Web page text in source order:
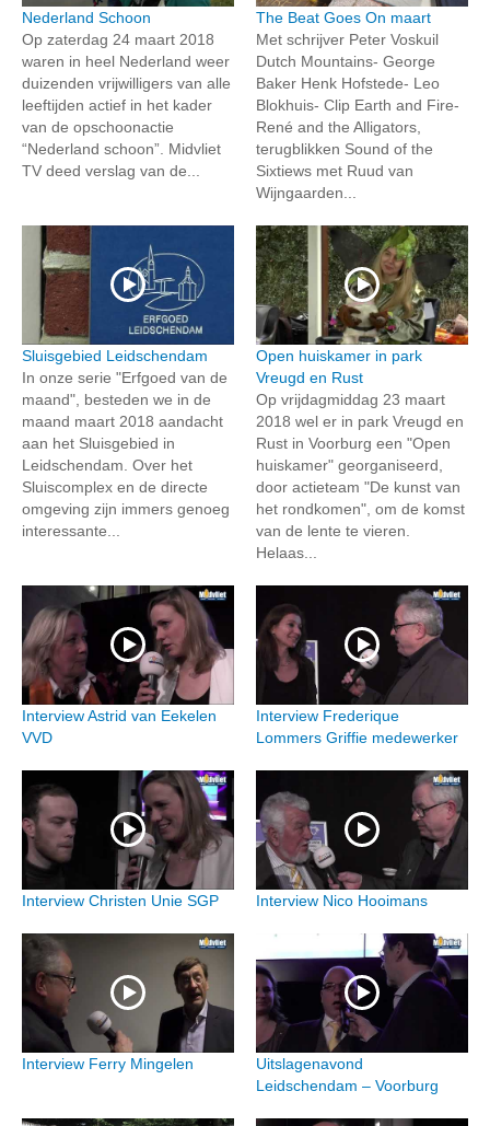
Nederland Schoon
Op zaterdag 24 maart 2018
waren in heel Nederland weer
duizenden vrijwilligers van alle
leeftijden actief in het kader
van de opschoonactie
“Nederland schoon”. Midvliet
TV deed verslag van de...
The Beat Goes On maart
Met schrijver Peter Voskuil
Dutch Mountains- George
Baker Henk Hofstede- Leo
Blokhuis- Clip Earth and Fire-
René and the Alligators,
terugblikken Sound of the
Sixtiews met Ruud van
Wijngaarden...
Sluisgebied Leidschendam
In onze serie "Erfgoed van de
maand", besteden we in de
maand maart 2018 aandacht
aan het Sluisgebied in
Leidschendam. Over het
Sluiscomplex en de directe
omgeving zijn immers genoeg
interessante...
Open huiskamer in park
Vreugd en Rust
Op vrijdagmiddag 23 maart
2018 wel er in park Vreugd en
Rust in Voorburg een "Open
huiskamer" georganiseerd,
door actieteam "De kunst van
het rondkomen", om de komst
van de lente te vieren.
Helaas...
Interview Astrid van Eekelen
VVD
Interview Frederique
Lommers Griffie medewerker
Interview Christen Unie SGP Interview Nico Hooimans
Interview Ferry Mingelen
Uitslagenavond
Leidschendam – Voorburg